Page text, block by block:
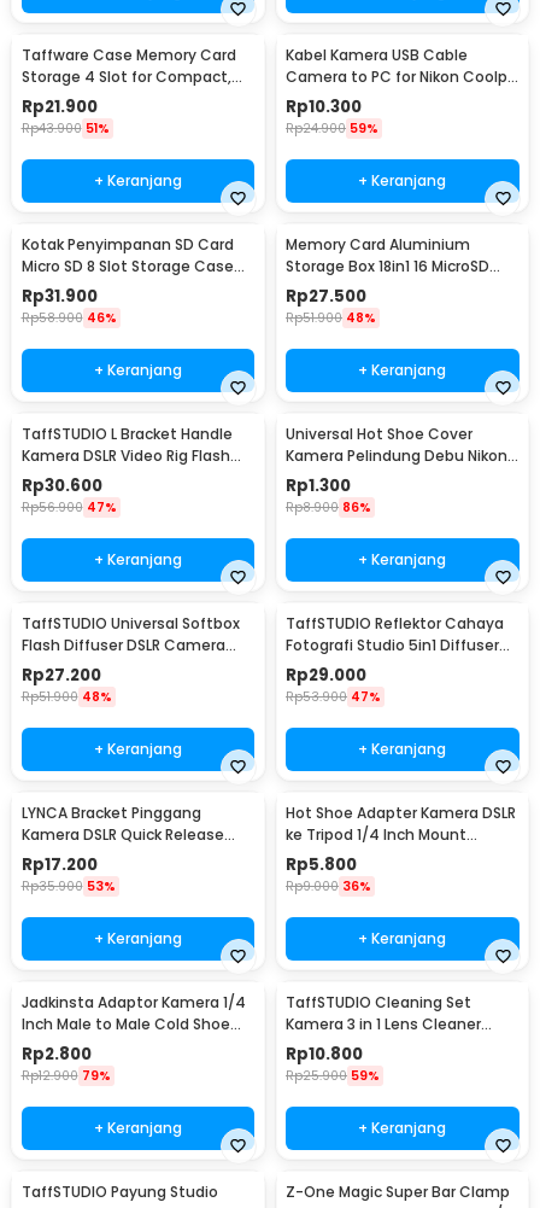
Taffware Case Memory Card
Storage 4 Slot for Compact,
SD, and Micro SD - WC0572
Rp21.900
Rp43.900 51%
+ Keranjang
Kabel Kamera USB Cable
Camera to PC for Nikon Coolpix
1.5 M - UC-E6
Rp10.300
Rp24.900 59%
+ Keranjang
Kotak Penyimpanan SD Card
Micro SD 8 Slot Storage Case
Anti Benturan - 421
Rp31.900
Rp58.900 46%
+ Keranjang
Memory Card Aluminium
Storage Box 18in1 16 MicroSD
and 2 SD Card - JJC
Rp27.500
Rp51.900 48%
+ Keranjang
TaffSTUDIO L Bracket Handle
Kamera DSLR Video Rig Flash
Light Mount - XDV-1
Rp30.600
Rp56.900 47%
+ Keranjang
Universal Hot Shoe Cover
Kamera Pelindung Debu Nikon
Canon BS-1 - JT152
Rp1.300
Rp8.900 86%
+ Keranjang
TaffSTUDIO Universal Softbox
Flash Diffuser DSLR Camera
Lighting - YC1517
Rp27.200
Rp51.900 48%
+ Keranjang
TaffSTUDIO Reflektor Cahaya
Fotografi Studio 5in1 Diffuser
58cm - CL-RT50
Rp29.000
Rp53.900 47%
+ Keranjang
LYNCA Bracket Pinggang
Kamera DSLR Quick Release
Belt Button 1/4 Inch - UK-A8S
Rp17.200
Rp35.900 53%
+ Keranjang
Hot Shoe Adapter Kamera DSLR
ke Tripod 1/4 Inch Mount
Universal
Rp5.800
Rp9.000 36%
+ Keranjang
Jadkinsta Adaptor Kamera 1/4
Inch Male to Male Cold Shoe
Tripod Mount - RV81
Rp2.800
Rp12.900 79%
+ Keranjang
TaffSTUDIO Cleaning Set
Kamera 3 in 1 Lens Cleaner
Blower - LP-1
Rp10.800
Rp25.900 59%
+ Keranjang
TaffSTUDIO Payung Studio
Z-One Magic Super Bar Clamp